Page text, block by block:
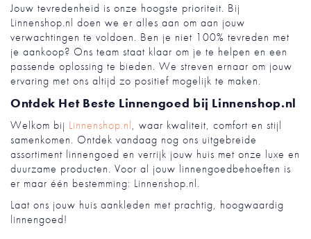
Jouw tevredenheid is onze hoogste prioriteit. Bij
Linnenshop.nl doen we er alles aan om aan jouw
verwachtingen te voldoen. Ben je niet 100% tevreden met
je aankoop? Ons team staat klaar om je te helpen en een
passende oplossing te bieden. We streven ernaar om jouw
ervaring met ons altijd zo positief mogelijk te maken.
Ontdek Het Beste Linnengoed bij Linnenshop.nl
Welkom bij Linnenshop.nl, waar kwaliteit, comfort en stijl
samenkomen. Ontdek vandaag nog ons uitgebreide
assortiment linnengoed en verrijk jouw huis met onze luxe en
duurzame producten. Voor al jouw linnengoedbehoeften is
er maar één bestemming: Linnenshop.nl.
Laat ons jouw huis aankleden met prachtig, hoogwaardig
linnengoed!